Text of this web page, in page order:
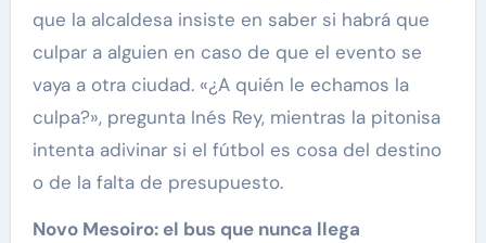
que la alcaldesa insiste en saber si habrá que
culpar a alguien en caso de que el evento se
vaya a otra ciudad. «¿A quién le echamos la
culpa?», pregunta Inés Rey, mientras la pitonisa
intenta adivinar si el fútbol es cosa del destino
o de la falta de presupuesto.
Novo Mesoiro: el bus que nunca llega